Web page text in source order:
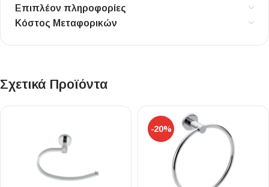
Επιπλέον πληροφορίες
Κόστος Μεταφορικών
Σχετικά Προϊόντα
-20%